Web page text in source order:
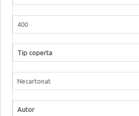
400
Tip coperta
Necartonat
Autor